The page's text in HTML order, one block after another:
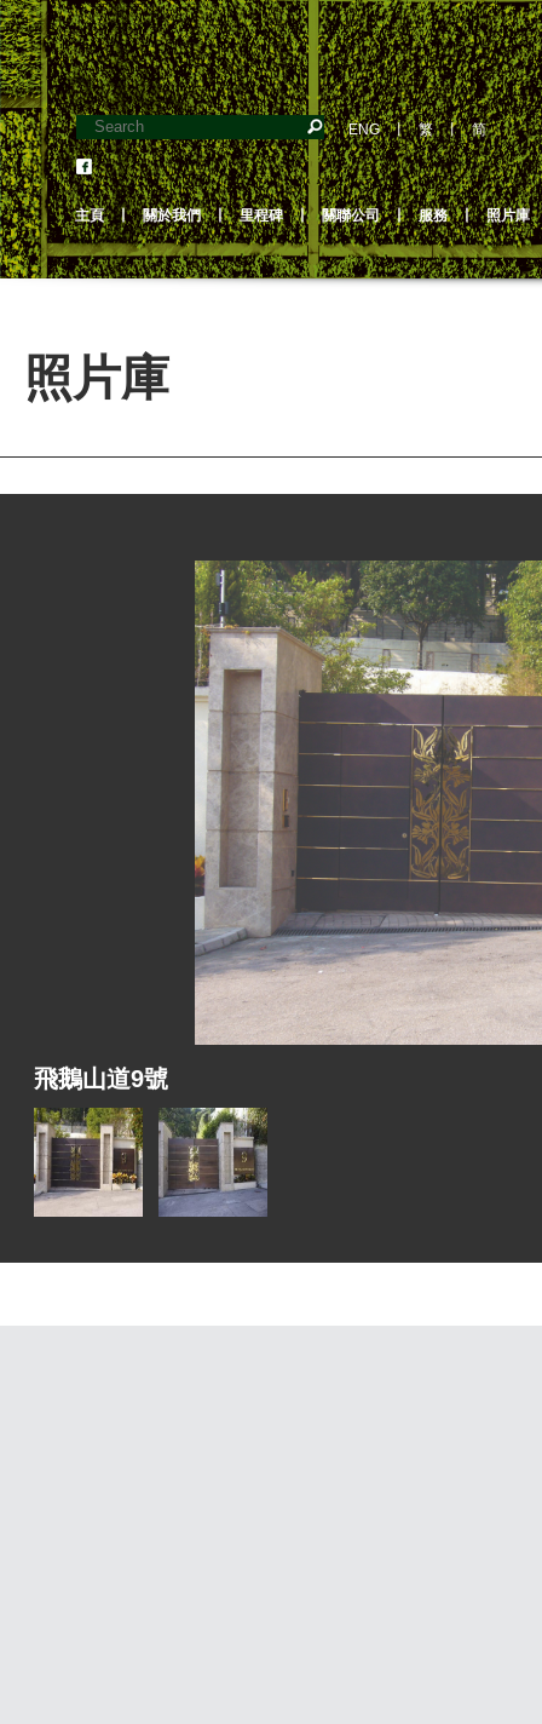
ENG丨繁丨简
主頁 丨 關於我們 丨 里程碑 丨 關聯公司 丨 服務 丨 照片庫
照片庫
飛鵝山道9號